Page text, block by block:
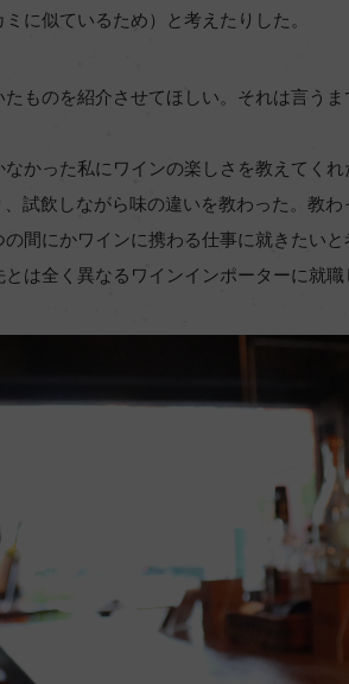
に似ているため）と考えたりした。
ものを紹介させてほしい。それは言うま
かった私にワインの楽しさを教えてく
試飲しながら味の違いを教わった。教
間にかワインに携わる仕事に就きたい
は全く異なるワインインポーターに就職